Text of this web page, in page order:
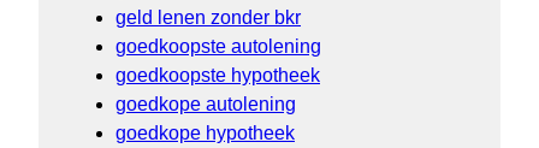
geld lenen zonder bkr
goedkoopste autolening
goedkoopste hypotheek
goedkope autolening
goedkope hypotheek